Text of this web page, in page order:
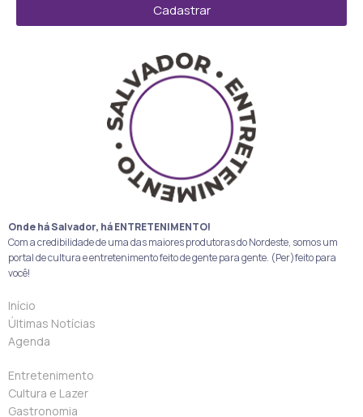
Cadastrar
Onde há Salvador, há ENTRETENIMENTO!
Com a credibilidade de uma das maiores produtoras do Nordeste, somos um
portal de cultura e entretenimento feito de gente para gente. (Per)feito para
você!
Início
Últimas Notícias
Agenda
Entretenimento
Cultura e Lazer
Gastronomia